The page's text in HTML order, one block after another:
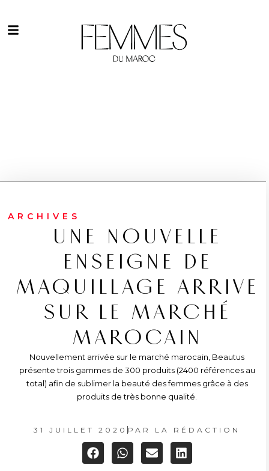
ARCHIVES
UNE NOUVELLE
ENSEIGNE DE
MAQUILLAGE ARRIVE
SUR LE MARCHÉ
MAROCAIN
Nouvellement arrivée sur le marché marocain, Beautus
présente trois gammes de 300 produits (2400 références au
total) afin de sublimer la beauté des femmes grâce à des
produits de très bonne qualité.
31 JUILLET 2020 PAR LA RÉDACTION